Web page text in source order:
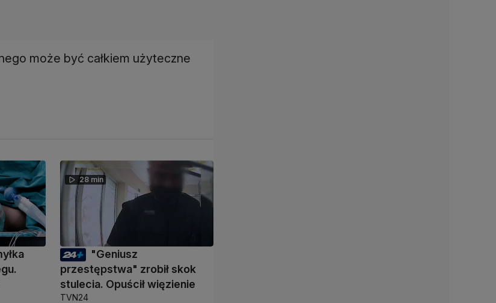
może być całkiem użyteczne
28 min
"Geniusz
przestępstwa" zrobił skok
stulecia. Opuścił więzienie
TVN24